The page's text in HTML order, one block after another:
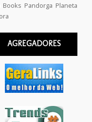
Books Pandorga Planeta
AGREGADORES